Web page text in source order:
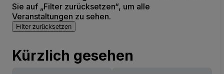
Sie auf „Filter zurücksetzen“, um alle
Veranstaltungen zu sehen.
Filter zurücksetzen
Kürzlich gesehen